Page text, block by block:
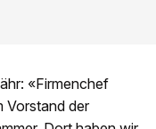
«Firmenchef
Vorstand der